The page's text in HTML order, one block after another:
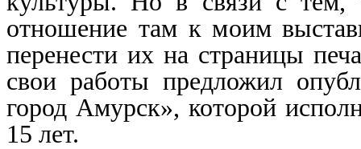
отношение там к моим
перенести их на страницы
свои работы предложил
город Амурск», которой
15 лет.